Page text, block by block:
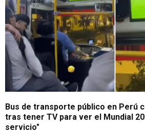
Bus de transporte público en Perú
tras tener TV para ver el Mundial
servicio"